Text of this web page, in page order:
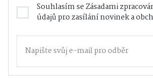
Souhlasím seZásadami
údajůpro zasílání novinek a